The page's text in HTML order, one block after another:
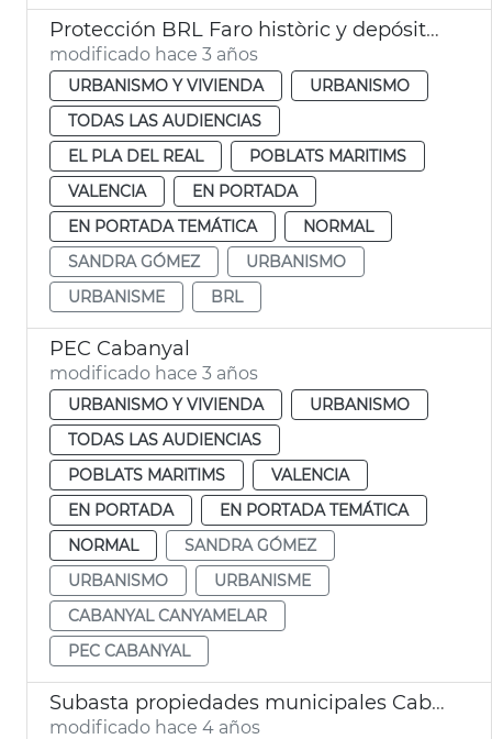
Protección BRL Faro històric y depósito agua puente flores
modificado hace 3 años
URBANISMO Y VIVIENDA
URBANISMO
TODAS LAS AUDIENCIAS
EL PLA DEL REAL
POBLATS MARITIMS
VALENCIA
EN PORTADA
EN PORTADA TEMÁTICA
NORMAL
SANDRA GÓMEZ
URBANISMO
URBANISME
BRL
PEC Cabanyal
modificado hace 3 años
URBANISMO Y VIVIENDA
URBANISMO
TODAS LAS AUDIENCIAS
POBLATS MARITIMS
VALENCIA
EN PORTADA
EN PORTADA TEMÁTICA
NORMAL
SANDRA GÓMEZ
URBANISMO
URBANISME
CABANYAL CANYAMELAR
PEC CABANYAL
Subasta propiedades municipales Cabanyal
modificado hace 4 años